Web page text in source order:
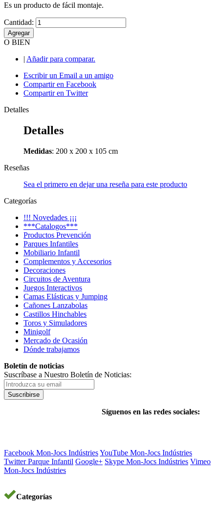
Es un producto de fácil montaje.
Cantidad:
Agregar
O BIEN
| Añadir para comparar.
Escribir un Email a un amigo
Compartir en Facebook
Compartir en Twitter
Detalles
Detalles
Medidas: 200 x 200 x 105 cm
Reseñas
Sea el primero en dejar una reseña para este producto
Categorías
!!! Novedades ¡¡¡
***Catalogos***
Productos Prevención
Parques Infantiles
Mobiliario Infantil
Complementos y Accesorios
Decoraciones
Circuitos de Aventura
Juegos Interactivos
Camas Elásticas y Jumping
Cañones Lanzabolas
Castillos Hinchables
Toros y Simuladores
Minigolf
Mercado de Ocasión
Dónde trabajamos
Boletín de noticias
Suscríbase a Nuestro Boletín de Noticias:
Suscribirse
Síguenos en las redes sociales:
Facebook Mon-Jocs IndústriesYouTube Mon-Jocs Indústries
Twitter Parque Infantil Google+ Skype Mon-Jocs Indústries Vimeo
Mon-Jocs Indústries
Categorías